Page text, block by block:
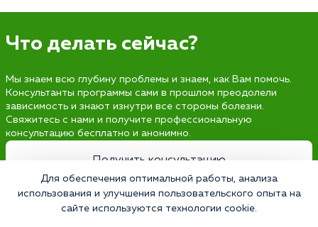
Что делать сейчас?
Мы знаем всю глубину проблемы и знаем, как Вам помочь.
Консультанты программы сами в прошлом преодолели
зависимость и знают изнутри все стороны болезни.
Свяжитесь с нами и получите профессиональную
консультацию бесплатно и анонимно.
Получить консультацию
Для обеспечения оптимальной работы, анализа
использования и улучшения пользовательского опыта на
сайте используются технологии cookie.